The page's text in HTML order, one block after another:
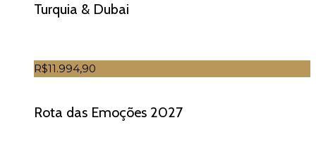
Turquia & Dubai
R$11.994,90
Rota das Emoções 2027